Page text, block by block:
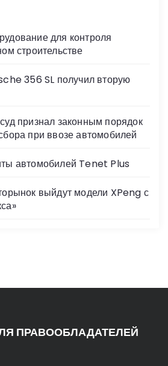
для контроля
строительстве
356 SL получил вторую
признал законным порядок
при ввозе автомобилей
автомобилей Tenet Plus
выйдут модели XPeng с
ПРАВООБЛАДАТЕЛЕЙ